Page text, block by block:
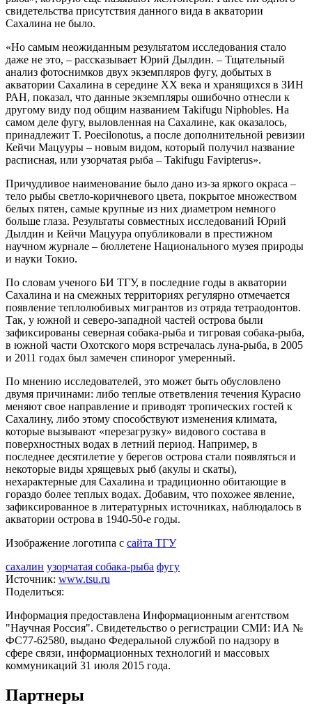
свидетельства присутствия данного вида в акватории
Сахалина не было.
«Но самым неожиданным результатом исследования стало
даже не это, – рассказывает Юрий Дылдин. – Тщательный
анализ фотоснимков двух экземпляров фугу, добытых в
акватории Сахалина в середине ХХ века и хранящихся в ЗИН
РАН, показал, что данные экземпляры ошибочно отнесли к
другому виду под общим названием Takifugu Niphobles. На
самом деле фугу, выловленная на Сахалине, как оказалось,
принадлежит T. Poecilonotus, а после дополнительной ревизии
Кейчи Мацууры – новым видом, который получил название
расписная, или узорчатая рыба – Takifugu Favipterus».
Причудливое наименование было дано из-за яркого окраса –
тело рыбы светло-коричневого цвета, покрытое множеством
белых пятен, самые крупные из них диаметром немного
больше глаза. Результаты совместных исследований Юрий
Дылдин и Кейчи Мацуура опубликовали в престижном
научном журнале – бюллетене Национального музея природы
и науки Токио.
По словам ученого БИ ТГУ, в последние годы в акватории
Сахалина и на смежных территориях регулярно отмечается
появление теплолюбивых мигрантов из отряда тетраодонтов.
Так, у южной и северо-западной частей острова были
зафиксированы северная собака-рыба и тигровая собака-рыба,
в южной части Охотского моря встречалась луна-рыба, в 2005
и 2011 годах был замечен спинорог умеренный.
По мнению исследователей, это может быть обусловлено
двумя причинами: либо теплые ответвления течения Курасио
меняют свое направление и приводят тропических гостей к
Сахалину, либо этому способствуют изменения климата,
которые вызывают «перезагрузку» видового состава в
поверхностных водах в летний период. Например, в
последнее десятилетие у берегов острова стали появляться и
некоторые виды хрящевых рыб (акулы и скаты),
нехарактерные для Сахалина и традиционно обитающие в
гораздо более теплых водах. Добавим, что похожее явление,
зафиксированное в литературных источниках, наблюдалось в
акватории острова в 1940-50-е годы.
Изображение логотипа с сайта ТГУ
сахалин узорчатая собака-рыба фугу
Источник: www.tsu.ru
Поделиться:
Информация предоставлена Информационным агентством
"Научная Россия". Свидетельство о регистрации СМИ: ИА №
ФС77-62580, выдано Федеральной службой по надзору в
сфере связи, информационных технологий и массовых
коммуникаций 31 июля 2015 года.
Партнеры